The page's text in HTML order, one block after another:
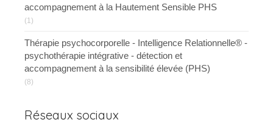
accompagnement à la Hautement Sensible PHS
(1)
Thérapie psychocorporelle - Intelligence Relationnelle® -
psychothérapie intégrative - détection et
accompagnement à la sensibilité élevée (PHS)
(8)
Réseaux sociaux